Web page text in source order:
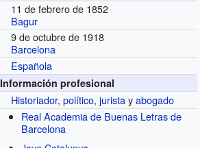
11 de febrero de 1852
Bagur
9 de octubre de 1918
Barcelona
Española
Información profesional
Historiador,político,juristayabogado
Real Academia de Buenas Letras de
Barcelona